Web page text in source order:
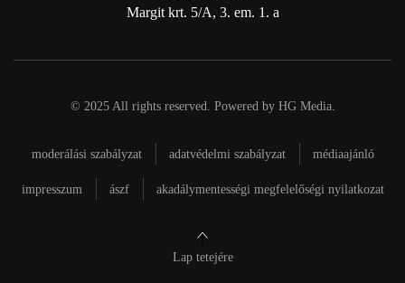
Margit krt. 5/A, 3. em. 1. a
© 2025 All rights reserved. Powered by HG Media.
moderálási szabályzat adatvédelmi szabályzat médiaajánló
impresszum ászf akadálymentességi megfelelőségi nyilatkozat
Lap tetejére